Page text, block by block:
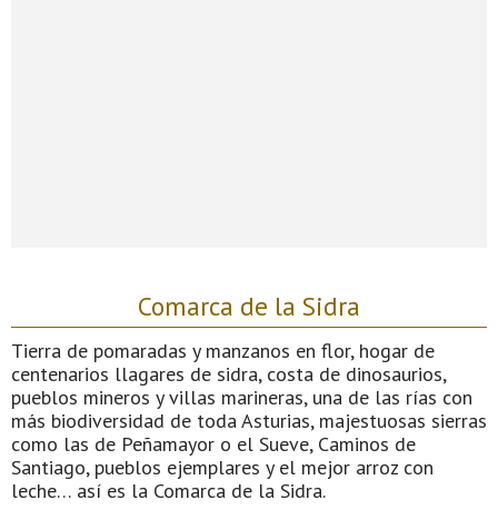
Comarca de la Sidra
Tierra de pomaradas y manzanos en flor, hogar de
centenarios llagares de sidra, costa de dinosaurios,
pueblos mineros y villas marineras, una de las rías con
más biodiversidad de toda Asturias, majestuosas sierras
como las de Peñamayor o el Sueve, Caminos de
Santiago, pueblos ejemplares y el mejor arroz con
leche… así es la Comarca de la Sidra.